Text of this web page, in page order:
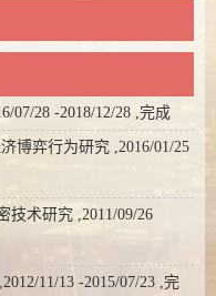
07/28 -2018/12/28 ,完成
博弈行为研究 ,2016/01/25
技术研究 ,2011/09/26
11/13 -2015/07/23 ,完